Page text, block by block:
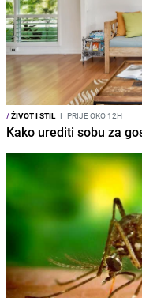
/ŽIVOT I STIL I PRIJE OKO 12H
Kako urediti sobu za